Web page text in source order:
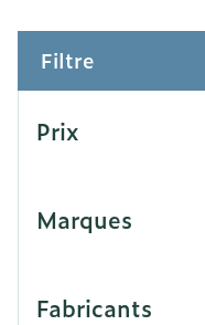
Filtre
Prix
Marques
Fabricants